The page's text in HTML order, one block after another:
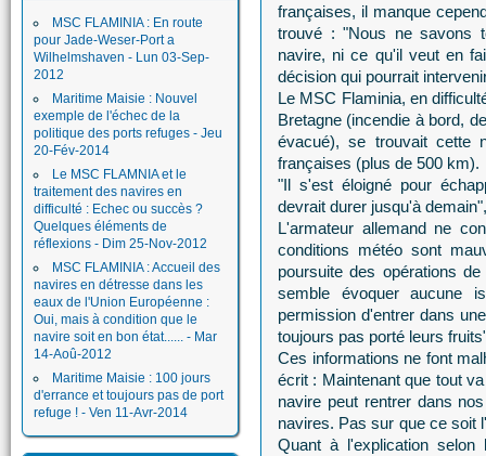
MSC FLAMINIA : En route
pour Jade-Weser-Port a
Wilhelmshaven - Lun 03-Sep-
2012
Maritime Maisie : Nouvel
exemple de l'échec de la
politique des ports refuges - Jeu
20-Fév-2014
Le MSC FLAMNIA et le
traitement des navires en
difficulté : Echec ou succès ?
Quelques éléments de
réflexions - Dim 25-Nov-2012
MSC FLAMINIA : Accueil des
navires en détresse dans les
eaux de l'Union Européenne :
Oui, mais à condition que le
navire soit en bon état...... - Mar
14-Aoû-2012
Maritime Maisie : 100 jours
d'errance et toujours pas de port
refuge ! - Ven 11-Avr-2014
françaises, il manque
trouvé : "Nous ne savons
navire, ni ce qu'il veut en
décision qui pourrait
Le MSC Flaminia, en
Bretagne (incendie à bord,
évacué), se trouvait cette
françaises (plus de 500 km).
"Il s'est éloigné pour
devrait durer jusqu'à
L'armateur allemand ne
conditions météo sont
poursuite des opérations
semble évoquer aucune
permission d'entrer dans
toujours pas porté leurs
Ces informations ne font
écrit : Maintenant que tout
navire peut rentrer dans
navires. Pas sur que ce soit
Quant à l'explication selon